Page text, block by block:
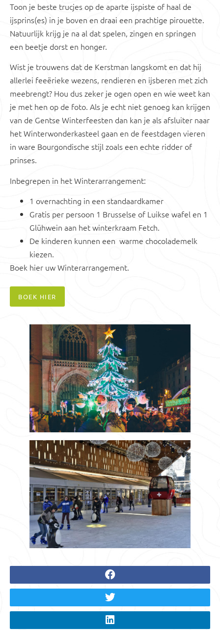
Toon je beste trucjes op de aparte ijspiste of haal de
ijsprins(es) in je boven en draai een prachtige pirouette.
Natuurlijk krijg je na al dat spelen, zingen en springen
een beetje dorst en honger.
Wist je trouwens dat de Kerstman langskomt en dat hij
allerlei feeërieke wezens, rendieren en ijsberen met zich
meebrengt? Hou dus zeker je ogen open en wie weet kan
je met hen op de foto. Als je echt niet genoeg kan krijgen
van de Gentse Winterfeesten dan kan je als afsluiter naar
het Winterwonderkasteel gaan en de feestdagen vieren
in ware Bourgondische stijl zoals een echte ridder of
prinses.
Inbegrepen in het Winterarrangement:
1 overnachting in een standaardkamer
Gratis per persoon 1 Brusselse of Luikse wafel en 1
Glühwein aan het winterkraam Fetch.
De kinderen kunnen een warme chocolademelk
kiezen.
Boek hier uw Winterarrangement.
BOEK HIER